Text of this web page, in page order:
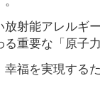
放射能アレルギ
重要な「原子
福を実現する